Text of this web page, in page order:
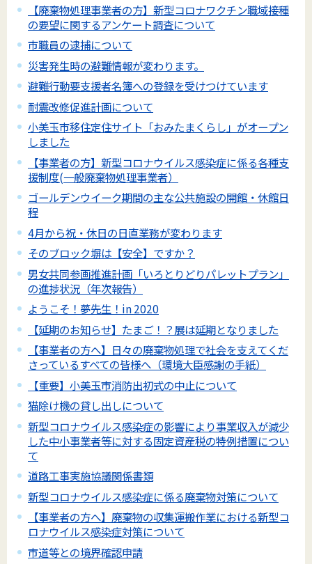
【廃棄物処理事業者の方】新型コロナワクチン職域接種
の要望に関するアンケート調査について
市職員の逮捕について
災害発生時の避難情報が変わります。
避難行動要支援者名簿への登録を受けつけています
耐震改修促進計画について
小美玉市移住定住サイト「おみたまくらし」がオープン
しました
【事業者の方】新型コロナウイルス感染症に係る各種支
援制度(一般廃棄物処理事業者）
ゴールデンウイーク期間の主な公共施設の開館・休館日
程
4月から祝・休日の日直業務が変わります
そのブロック塀は【安全】ですか？
男女共同参画推進計画「いろとりどりパレットプラン」
の進捗状況（年次報告）
ようこそ！夢先生！in 2020
【延期のお知らせ】たまご！？展は延期となりました
【事業者の方へ】日々の廃棄物処理で社会を支えてくだ
さっているすべての皆様へ（環境大臣感謝の手紙）
【重要】小美玉市消防出初式の中止について
猫除け機の貸し出しについて
新型コロナウイルス感染症の影響により事業収入が減少
した中小事業者等に対する固定資産税の特例措置につい
て
道路工事実施協議関係書類
新型コロナウイルス感染症に係る廃棄物対策について
【事業者の方へ】廃棄物の収集運搬作業における新型コ
ロナウイルス感染症対策について
市道等との境界確認申請